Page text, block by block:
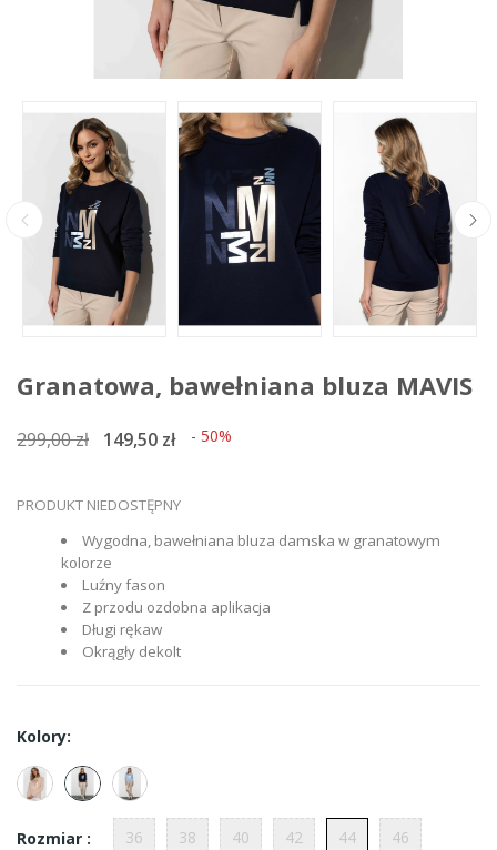
Granatowa, bawełniana bluza MAVIS
299,00 zł 149,50 zł - 50%
PRODUKT NIEDOSTĘPNY
Wygodna, bawełniana bluza damska w granatowym
kolorze
Luźny fason
Z przodu ozdobna aplikacja
Długi rękaw
Okrągły dekolt
Kolory:
Rozmiar : 36 38 40 42 44 46